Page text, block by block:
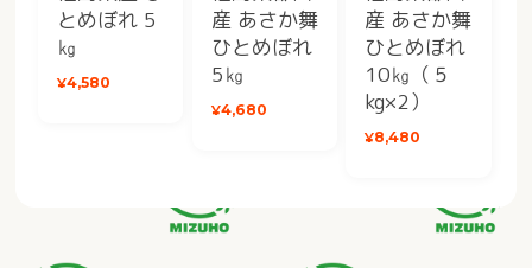
とめぼれ 5
㎏
¥4,580
産 あさか舞
ひとめぼれ
5㎏
¥4,680
産 あさか舞
ひとめぼれ
10㎏（５
kg×2）
¥8,480